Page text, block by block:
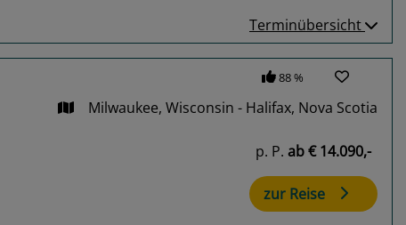
Terminübersicht
88 %
Milwaukee, Wisconsin - Halifax, Nova Scotia
p. P. ab€ 14.090,-
zur Reise